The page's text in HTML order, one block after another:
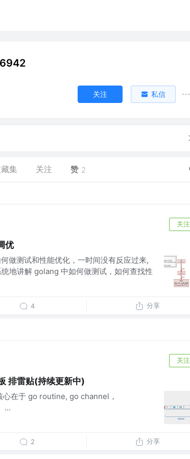
关注 私信
集 关注 赞 2
关注
优
做测试和性能优化，一时间没有反应过来,
地讲解 golang 中如何做测试，如何查找性
4 分享
关注
排雷贴(持续更新中)
在于 go routine, go channel，
...
2 分享